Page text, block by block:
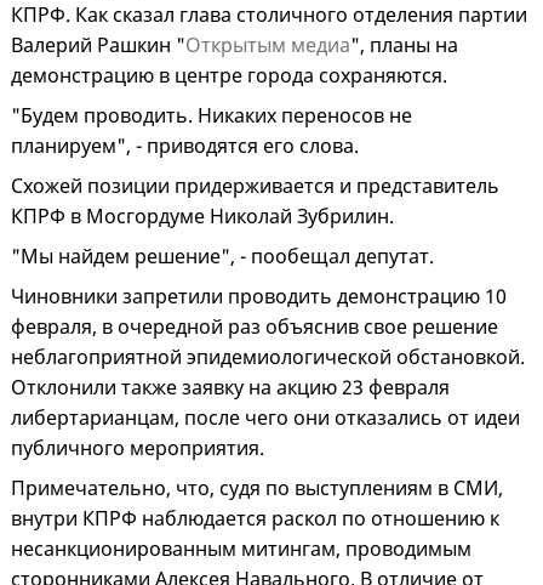
КПРФ. Как сказал глава столичного отделения партии
Валерий Рашкин "Открытым медиа", планы на
демонстрацию в центре города сохраняются.
"Будем проводить. Никаких переносов не
планируем", - приводятся его слова.
Схожей позиции придерживается и представитель
КПРФ в Мосгордуме Николай Зубрилин.
"Мы найдем решение", - пообещал депутат.
Чиновники запретили проводить демонстрацию 10
февраля, в очередной раз объяснив свое решение
неблагоприятной эпидемиологической обстановкой.
Отклонили также заявку на акцию 23 февраля
либертарианцам, после чего они отказались от идеи
публичного мероприятия.
Примечательно, что, судя по выступлениям в СМИ,
внутри КПРФ наблюдается раскол по отношению к
несанкционированным митингам, проводимым
сторонниками Алексея Навального. В отличие от